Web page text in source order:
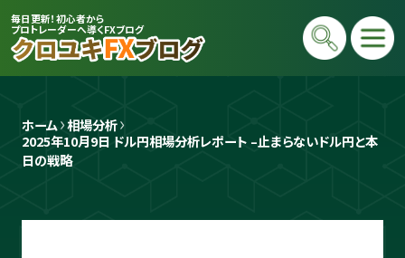
毎日更新！初心者から
プロトレーダーへ導くFXブログ
ホーム 相場分析
2025年10月9日 ドル円相場分析レポート –止まらないドル円と本
日の戦略